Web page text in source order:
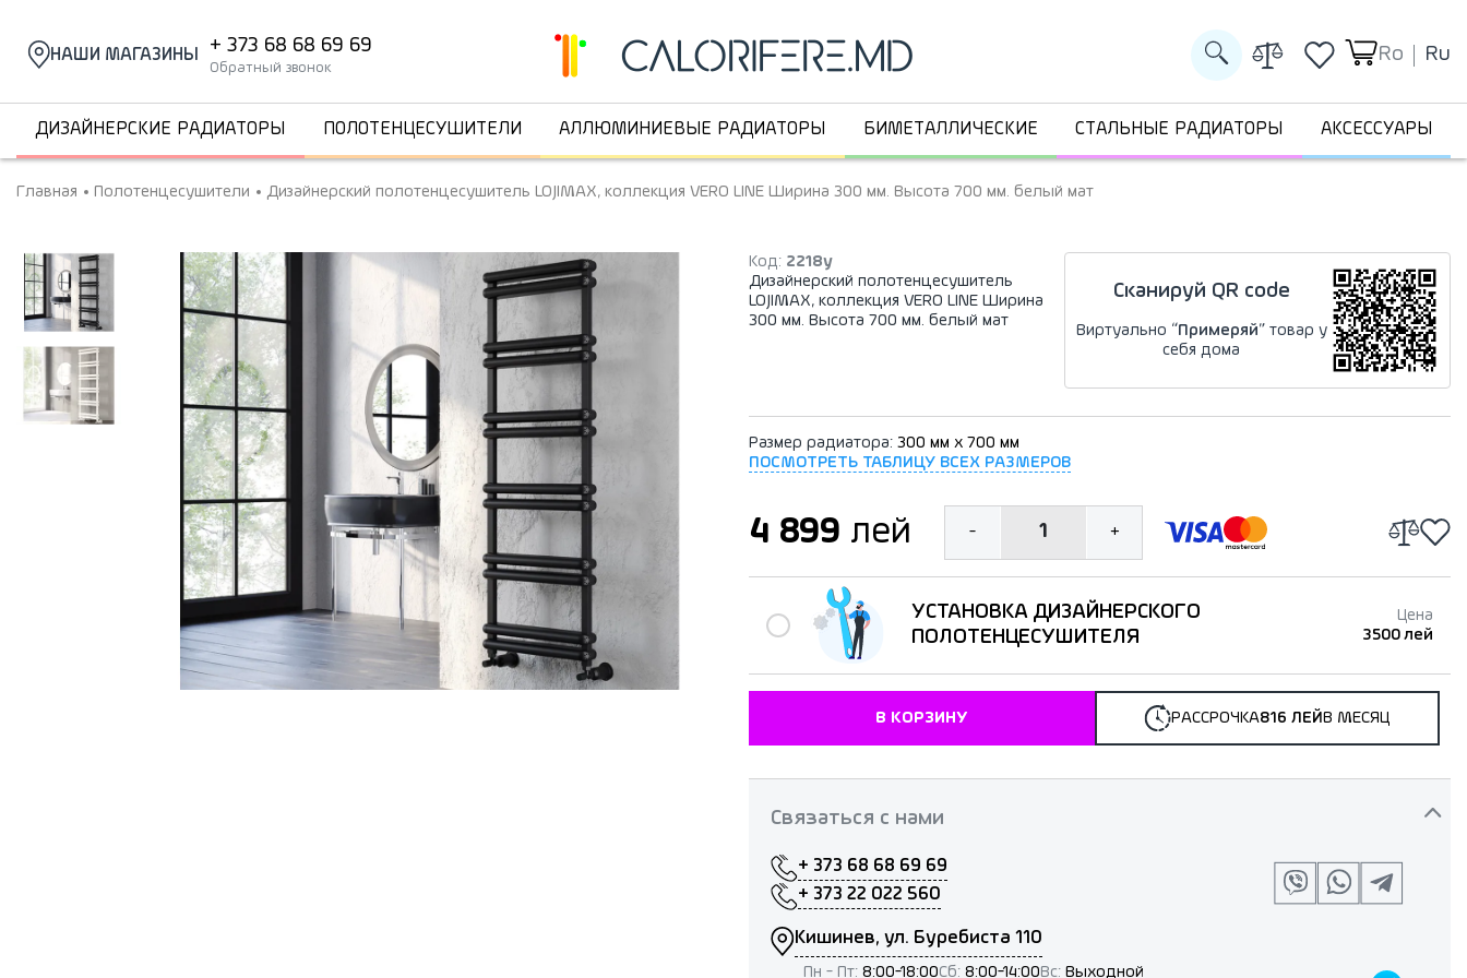
НАШИ МАГАЗИНЫ + 373 68 68 69 69
Обратный звонок
Ro Ru
ДИЗАЙНЕРСКИЕ РАДИАТОРЫ ПОЛОТЕНЦЕСУШИТЕЛИ АЛЛЮМИНИЕВЫЕ РАДИАТОРЫ БИМЕТАЛЛИЧЕСКИЕ СТАЛЬНЫЕ РАДИАТОРЫ АКСЕССУАРЫ
Главная Полотенцесушители Дизайнерский полотенцесушитель LOJIMAX, коллекция VERO LINE Ширина 300 мм. Высота 700 мм. белый мат
Код: 2218y
Дизайнерский полотенцесушитель
LOJIMAX, коллекция VERO LINE Ширина
300 мм. Высота 700 мм. белый мат
Сканируй QR code
Виртуально “Примеряй” товар у
себя дома
Размер радиатора: 300 мм x 700 мм
ПОСМОТРЕТЬ ТАБЛИЦУ ВСЕХ РАЗМЕРОВ
4 899 лей - 1 +
УСТАНОВКА ДИЗАЙНЕРСКОГО
ПОЛОТЕНЦЕСУШИТЕЛЯ
Цена
3500 лей
В КОРЗИНУ РАССРОЧКА816 ЛЕЙВ МЕСЯЦ
Связаться с нами
+ 373 68 68 69 69
+ 373 22 022 560
Кишинев, ул. Буребиста 110
Пн - Пт: 8:00-18:00Сб: 8:00-14:00Вс: Выходной